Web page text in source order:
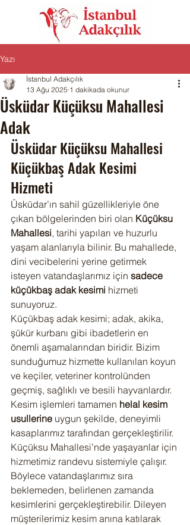
Yazı
Üsküdar Küçüksu Mahallesi
Adak
İstanbul Adakçılık
13 Ağu 2025 1 dakikada okunur
Üsküdar Küçüksu Mahallesi
Küçükbaş Adak Kesimi
Hizmeti
Üsküdar’ın sahil güzellikleriyle öne
çıkan bölgelerinden biri olan Küçüksu
Mahallesi, tarihi yapıları ve huzurlu
yaşam alanlarıyla bilinir. Bu mahallede,
dini vecibelerini yerine getirmek
isteyen vatandaşlarımız için sadece
küçükbaş adak kesimi hizmeti
sunuyoruz.
Küçükbaş adak kesimi; adak, akika,
şükür kurbanı gibi ibadetlerin en
önemli aşamalarından biridir. Bizim
sunduğumuz hizmette kullanılan koyun
ve keçiler, veteriner kontrolünden
geçmiş, sağlıklı ve besili hayvanlardır.
Kesim işlemleri tamamen helal kesim
usullerine uygun şekilde, deneyimli
kasaplarımız tarafından gerçekleştirilir.
Küçüksu Mahallesi’nde yaşayanlar için
hizmetimiz randevu sistemiyle çalışır.
Böylece vatandaşlarımız sıra
beklemeden, belirlenen zamanda
kesimlerini gerçekleştirebilir. Dileyen
müşterilerimiz kesim anına katılarak